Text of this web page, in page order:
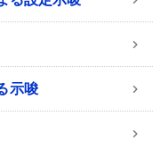
示唆